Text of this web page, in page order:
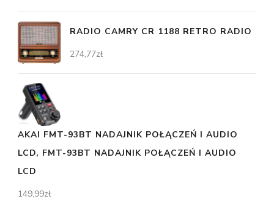
RADIO CAMRY CR 1188 RETRO RADIO
274,77zł
AKAI FMT-93BT NADAJNIK POŁĄCZEŃ I AUDIO
LCD, FMT-93BT NADAJNIK POŁĄCZEŃ I AUDIO
LCD
149,99zł